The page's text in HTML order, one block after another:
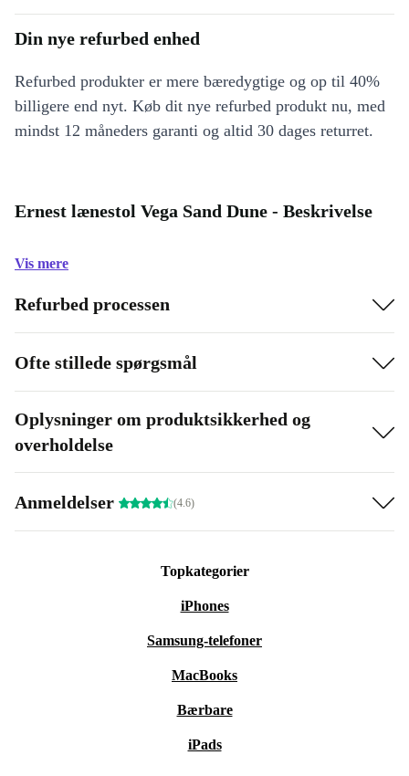
Din nye refurbed enhed
Refurbed produkter er mere bæredygtige og op til 40%
billigere end nyt. Køb dit nye refurbed produkt nu, med
mindst 12 måneders garanti og altid 30 dages returret.
Ernest lænestol Vega Sand Dune - Beskrivelse
Vis mere
Refurbed processen
Ofte stillede spørgsmål
Oplysninger om produktsikkerhed og
overholdelse
Anmeldelser (4.6)
Topkategorier
iPhones
Samsung-telefoner
MacBooks
Bærbare
iPads